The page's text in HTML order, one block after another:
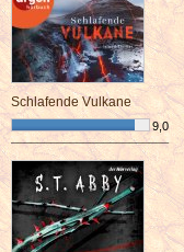
Schlafende Vulkane
9,0
¯¯¯¯¯¯¯¯¯¯¯¯¯¯¯¯¯¯¯¯¯¯¯¯